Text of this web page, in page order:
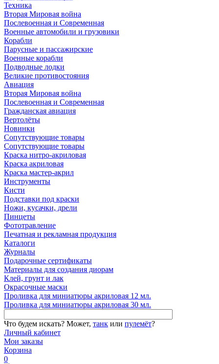
Техника
Вторая Мировая война
Послевоенная и Современная
Военные автомобили и грузовики
Корабли
Парусные и пассажирские
Военные корабли
Подводные лодки
Великие противостояния
Авиация
Вторая Мировая война
Послевоенная и Современная
Гражданская авиация
Вертолёты
Новинки
Сопутствующие товары
Сопутствующие товары
Краска нитро-акриловая
Краска акриловая
Краска мастер-акрил
Инструменты
Кисти
Подставки под краски
Ножи, кусачки, дрели
Пинцеты
Фототравление
Печатная и рекламная продукция
Каталоги
Журналы
Подарочные сертификаты
Материалы для создания диорам
Клей, грунт и лак
Окрасочные маски
Проливка для миниатюры акриловая 12 мл.
Проливка для миниатюры акриловая 30 мл.
Что будем искать? Может, танк или пулемёт?
Личный кабинет
Мои заказы
Корзина
0